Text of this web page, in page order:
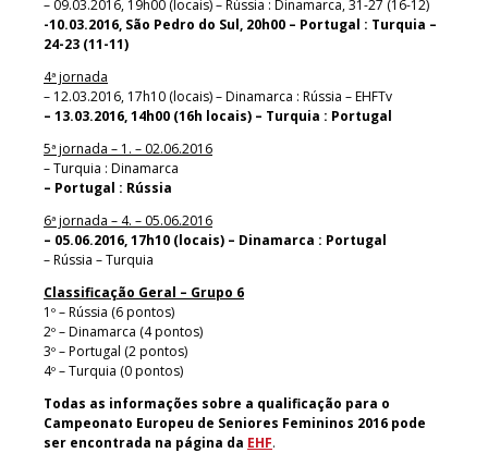
– 09.03.2016, 19h00 (locais) – Rússia : Dinamarca, 31-27 (16-12)
-10.03.2016, São Pedro do Sul, 20h00 – Portugal : Turquia –
24-23 (11-11)
4ª jornada
– 12.03.2016, 17h10 (locais) – Dinamarca : Rússia – EHFTv
– 13.03.2016, 14h00 (16h locais) – Turquia : Portugal
5ª jornada – 1. – 02.06.2016
– Turquia : Dinamarca
– Portugal : Rússia
6ª jornada – 4. – 05.06.2016
– 05.06.2016, 17h10 (locais) – Dinamarca : Portugal
– Rússia – Turquia
Classificação Geral – Grupo 6
1º – Rússia (6 pontos)
2º – Dinamarca (4 pontos)
3º – Portugal (2 pontos)
4º – Turquia (0 pontos)
Todas as informações sobre a qualificação para o
Campeonato Europeu de Seniores Femininos 2016 pode
ser encontrada na página da EHF.